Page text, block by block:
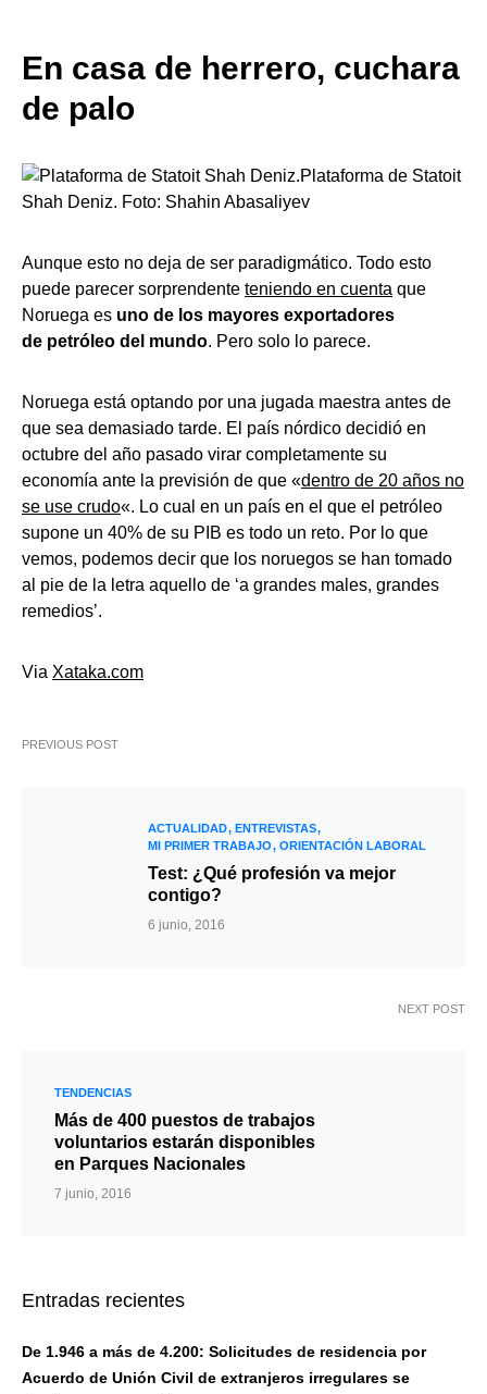
En casa de herrero, cuchara
de palo
Plataforma de Statoit
Shah Deniz. Foto: Shahin Abasaliyev
Aunque esto no deja de ser paradigmático. Todo esto
puede parecer sorprendente teniendo en cuenta que
Noruega es uno de los mayores exportadores
de petróleo del mundo. Pero solo lo parece.
Noruega está optando por una jugada maestra antes de
que sea demasiado tarde. El país nórdico decidió en
octubre del año pasado virar completamente su
economía ante la previsión de que «dentro de 20 años no
se use crudo«. Lo cual en un país en el que el petróleo
supone un 40% de su PIB es todo un reto. Por lo que
vemos, podemos decir que los noruegos se han tomado
al pie de la letra aquello de ‘a grandes males, grandes
remedios’.
Via Xataka.com
PREVIOUS POST
ACTUALIDAD
ENTREVISTAS
MI PRIMER TRABAJO
ORIENTACIÓN LABORAL
Test: ¿Qué profesión va mejor
contigo?
6 junio, 2016
NEXT POST
TENDENCIAS
Más de 400 puestos de trabajos
voluntarios estarán disponibles
en Parques Nacionales
7 junio, 2016
Entradas recientes
De 1.946 a más de 4.200: Solicitudes de residencia por
Acuerdo de Unión Civil de extranjeros irregulares se